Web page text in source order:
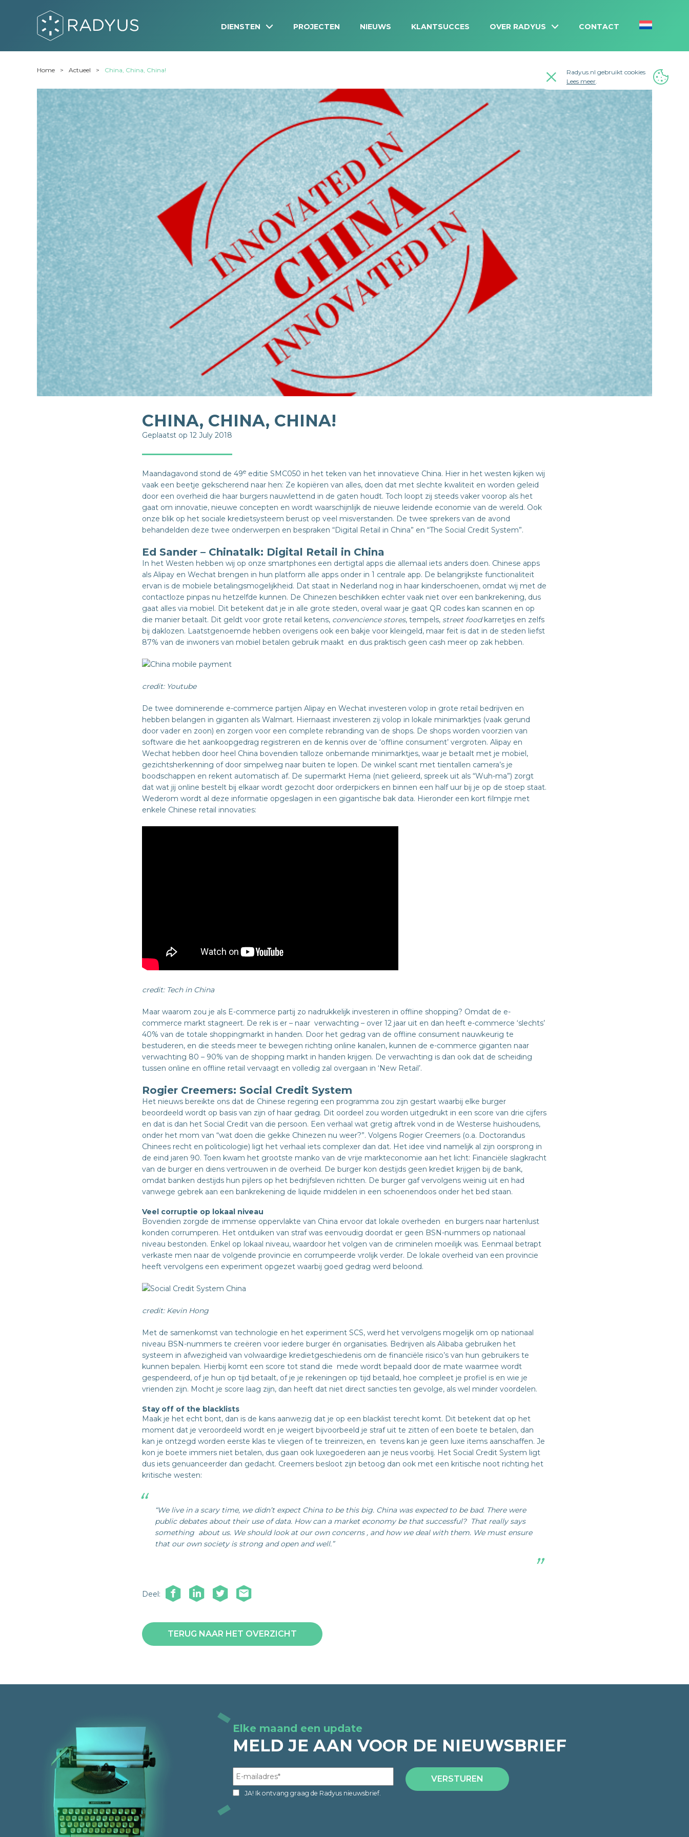
DIENSTEN PROJECTEN NIEUWS KLANTSUCCES OVER RADYUS CONTACT
Home Actueel China, China, China!
CHINA, CHINA, CHINA!
Geplaatst op 12 July 2018
Maandagavond stond de 49eeditie SMC050 in het teken van het innovatieve China. Hier in het westen kijken wij
vaak een beetje gekscherend naar hen: Ze kopiëren van alles, doen dat met slechte kwaliteit en worden geleid
door een overheid die haar burgers nauwlettend in de gaten houdt. Toch loopt zij steeds vaker voorop als het
gaat om innovatie, nieuwe concepten en wordt waarschijnlijk de nieuwe leidende economie van de wereld. Ook
onze blik op het sociale kredietsysteem berust op veel misverstanden. De twee sprekers van de avond
behandelden deze twee onderwerpen en bespraken “Digital Retail in China” en “The Social Credit System”.
Ed Sander – Chinatalk: Digital Retail in China
In het Westen hebben wij op onze smartphones een dertigtal apps die allemaal iets anders doen. Chinese apps
als Alipay en Wechat brengen in hun platform alle apps onder in 1 centrale app. De belangrijkste functionaliteit
ervan is de mobiele betalingsmogelijkheid. Dat staat in Nederland nog in haar kinderschoenen, omdat wij met de
contactloze pinpas nu hetzelfde kunnen. De Chinezen beschikken echter vaak niet over een bankrekening, dus
gaat alles via mobiel. Dit betekent dat je in alle grote steden, overal waar je gaat QR codes kan scannen en op
die manier betaalt. Dit geldt voor grote retail ketens, convencience stores, tempels, street foodkarretjes en zelfs
bij daklozen. Laatstgenoemde hebben overigens ook een bakje voor kleingeld, maar feit is dat in de steden liefst
87% van de inwoners van mobiel betalen gebruik maakt en dus praktisch geen cash meer op zak hebben.
credit: Youtube
De twee dominerende e-commerce partijen Alipay en Wechat investeren volop in grote retail bedrijven en
hebben belangen in giganten als Walmart. Hiernaast investeren zij volop in lokale minimarktjes (vaak gerund
door vader en zoon) en zorgen voor een complete rebranding van de shops. De shops worden voorzien van
software die het aankoopgedrag registreren en de kennis over de ‘offline consument’ vergroten. Alipay en
Wechat hebben door heel China bovendien talloze onbemande minimarktjes, waar je betaalt met je mobiel,
gezichtsherkenning of door simpelweg naar buiten te lopen. De winkel scant met tientallen camera’s je
boodschappen en rekent automatisch af. De supermarkt Hema (niet gelieerd, spreek uit als “Wuh-ma”) zorgt
dat wat jij online bestelt bij elkaar wordt gezocht door orderpickers en binnen een half uur bij je op de stoep staat.
Wederom wordt al deze informatie opgeslagen in een gigantische bak data. Hieronder een kort filmpje met
enkele Chinese retail innovaties:
credit: Tech in China
Maar waarom zou je als E-commerce partij zo nadrukkelijk investeren in offline shopping? Omdat de e-
commerce markt stagneert. De rek is er – naar verwachting – over 12 jaar uit en dan heeft e-commerce ‘slechts’
40% van de totale shoppingmarkt in handen. Door het gedrag van de offline consument nauwkeurig te
bestuderen, en die steeds meer te bewegen richting online kanalen, kunnen de e-commerce giganten naar
verwachting 80 – 90% van de shopping markt in handen krijgen. De verwachting is dan ook dat de scheiding
tussen online en offline retail vervaagt en volledig zal overgaan in ‘New Retail’.
Rogier Creemers: Social Credit System
Het nieuws bereikte ons dat de Chinese regering een programma zou zijn gestart waarbij elke burger
beoordeeld wordt op basis van zijn of haar gedrag. Dit oordeel zou worden uitgedrukt in een score van drie cijfers
en dat is dan het Social Credit van die persoon. Een verhaal wat gretig aftrek vond in de Westerse huishoudens,
onder het mom van “wat doen die gekke Chinezen nu weer?”. Volgens Rogier Creemers (o.a. Doctorandus
Chinees recht en politicologie) ligt het verhaal iets complexer dan dat. Het idee vind namelijk al zijn oorsprong in
de eind jaren 90. Toen kwam het grootste manko van de vrije markteconomie aan het licht: Financiële slagkracht
van de burger en diens vertrouwen in de overheid. De burger kon destijds geen krediet krijgen bij de bank,
omdat banken destijds hun pijlers op het bedrijfsleven richtten. De burger gaf vervolgens weinig uit en had
vanwege gebrek aan een bankrekening de liquide middelen in een schoenendoos onder het bed staan.
Veel corruptie op lokaal niveau
Bovendien zorgde de immense oppervlakte van China ervoor dat lokale overheden en burgers naar hartenlust
konden corrumperen. Het ontduiken van straf was eenvoudig doordat er geen BSN-nummers op nationaal
niveau bestonden. Enkel op lokaal niveau, waardoor het volgen van de criminelen moeilijk was. Eenmaal betrapt
verkaste men naar de volgende provincie en corrumpeerde vrolijk verder. De lokale overheid van een provincie
heeft vervolgens een experiment opgezet waarbij goed gedrag werd beloond.
credit: Kevin Hong
Met de samenkomst van technologie en het experiment SCS, werd het vervolgens mogelijk om op nationaal
niveau BSN-nummers te creëren voor iedere burger én organisaties. Bedrijven als Alibaba gebruiken het
systeem in afwezigheid van volwaardige kredietgeschiedenis om de financiële risico’s van hun gebruikers te
kunnen bepalen. Hierbij komt een score tot stand die mede wordt bepaald door de mate waarmee wordt
gespendeerd, of je hun op tijd betaalt, of je je rekeningen op tijd betaald, hoe compleet je profiel is en wie je
vrienden zijn. Mocht je score laag zijn, dan heeft dat niet direct sancties ten gevolge, als wel minder voordelen.
Stay off of the blacklists
Maak je het echt bont, dan is de kans aanwezig dat je op een blacklist terecht komt. Dit betekent dat op het
moment dat je veroordeeld wordt en je weigert bijvoorbeeld je straf uit te zitten of een boete te betalen, dan
kan je ontzegd worden eerste klas te vliegen of te treinreizen, en tevens kan je geen luxe items aanschaffen. Je
kon je boete immers niet betalen, dus gaan ook luxegoederen aan je neus voorbij. Het Social Credit System ligt
dus iets genuanceerder dan gedacht. Creemers besloot zijn betoog dan ook met een kritische noot richting het
kritische westen:
“We live in a scary time, we didn’t expect China to be this big. China was expected to be bad. There were
public debates about their use of data. How can a market economy be that successful? That really says
something about us. We should look at our own concerns , and how we deal with them. We must ensure
that our own society is strong and open and well.”
Deel:
TERUG NAAR HET OVERZICHT
Elke maand een update
MELD JE AAN VOOR DE NIEUWSBRIEF
JA! Ik ontvang graag de Radyus nieuwsbrief.
Radyus.nl gebruikt cookies
Lees meer.